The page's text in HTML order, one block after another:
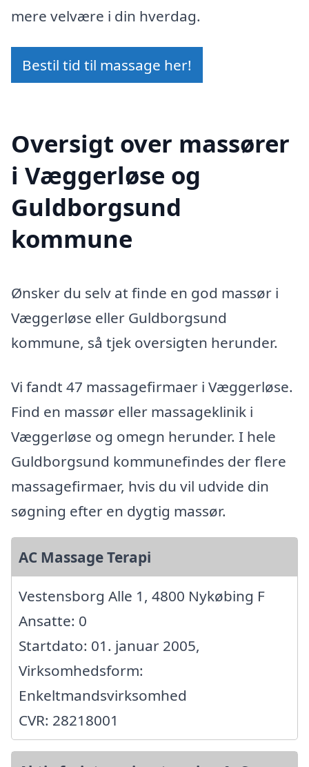
mere velvære i din hverdag.
Bestil tid til massage her!
Oversigt over massører
i Væggerløse og
Guldborgsund
kommune
Ønsker du selv at finde en god massør i
Væggerløse eller Guldborgsund
kommune, så tjek oversigten herunder.
Vi fandt 47 massagefirmaer i Væggerløse.
Find en massør eller massageklinik i
Væggerløse og omegn herunder. I hele
Guldborgsund kommunefindes der flere
massagefirmaer, hvis du vil udvide din
søgning efter en dygtig massør.
AC Massage Terapi
Vestensborg Alle 1, 4800 Nykøbing F
Ansatte: 0
Startdato: 01. januar 2005,
Virksomhedsform:
Enkeltmandsvirksomhed
CVR: 28218001